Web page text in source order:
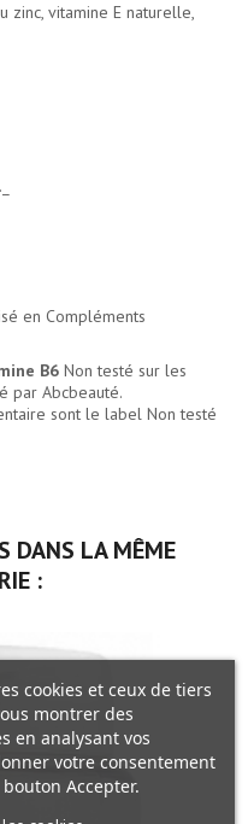
zinc, vitamine E naturelle,
en Compléments
B6 Non testé sur les
par Abcbeauté.
sont le label Non testé
DANS LA MÊME
:
cookies et ceux de tiers
montrer des
en analysant vos
votre consentement
Accepter.